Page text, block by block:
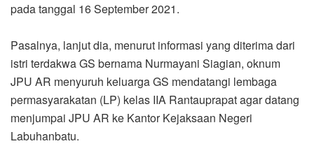
pada tanggal 16 September 2021.
Pasalnya, lanjut dia, menurut informasi yang diterima dari
istri terdakwa GS bernama Nurmayani Siagian, oknum
JPU AR menyuruh keluarga GS mendatangi lembaga
permasyarakatan (LP) kelas IIA Rantauprapat agar datang
menjumpai JPU AR ke Kantor Kejaksaan Negeri
Labuhanbatu.